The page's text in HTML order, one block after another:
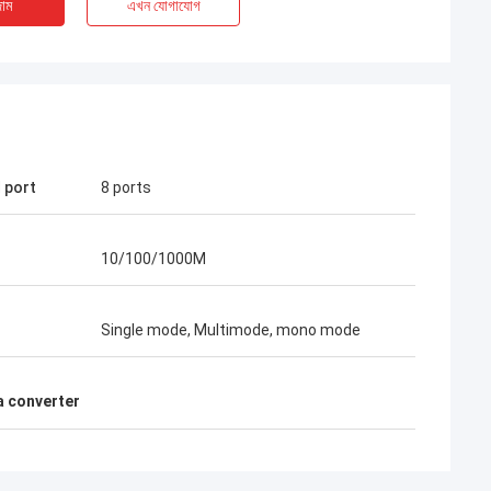
দীর্ঘমেয়াদী
যে তাদের বহিরঙ্গন
অপটিক
কোসেন্ট অপটেক লিমিটেড আমাদের দীর্ঘমেয়াদী অংশীদার।
অনেক প্রকল্প জিতেছি। তাদের দ্রুত সংযোগকারী এবং
FTTH ড্রপ তারের গুণমান সেরা।তাদের পণ্য এখন আমার
এখন যোগাযোগ
port 8 ports
10/100/1000M
Single mode, Multimode, mono mode
converter